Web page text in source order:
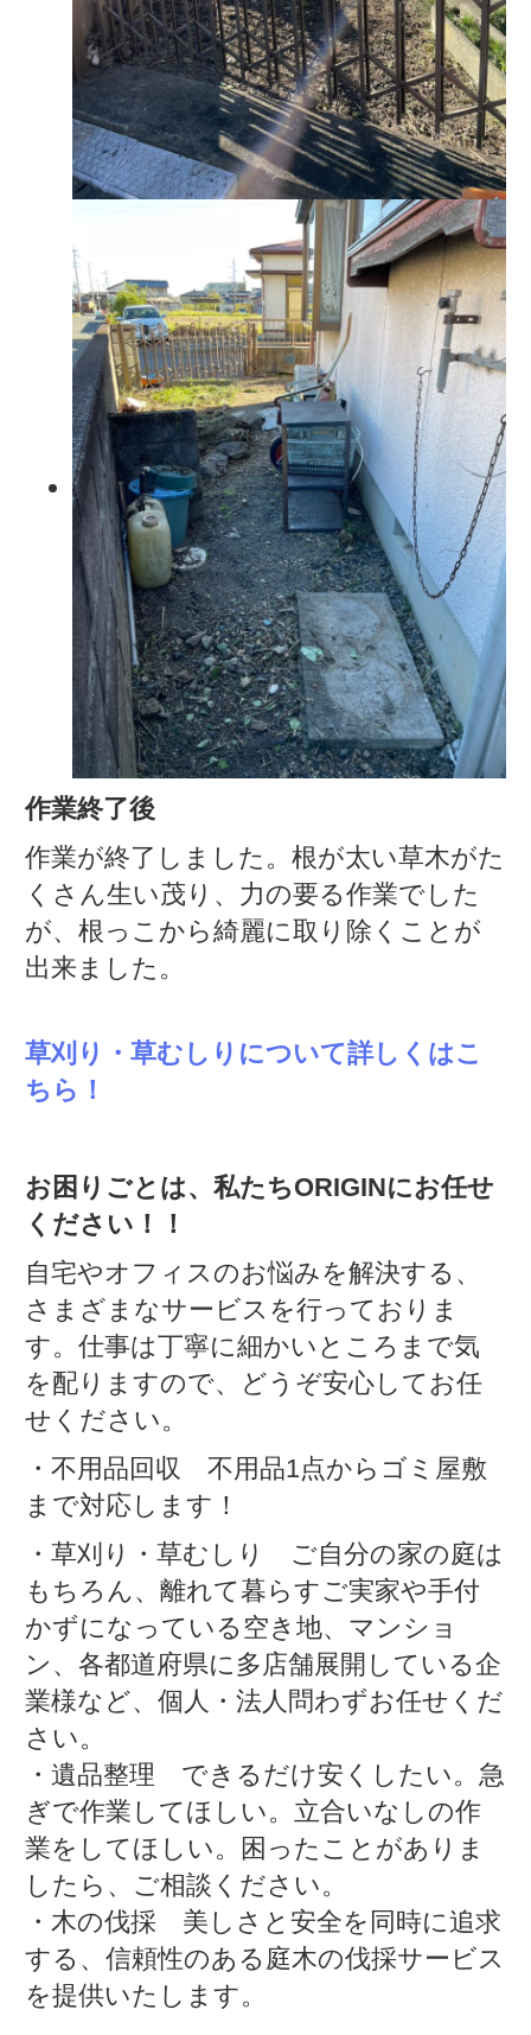
作業終了後
作業が終了しました。根が太い草木がた
くさん生い茂り、力の要る作業でした
が、根っこから綺麗に取り除くことが
出来ました。
草刈り・草むしりについて詳しくはこ
ちら！
お困りごとは、私たちORIGINにお任せ
ください！！
自宅やオフィスのお悩みを解決する、
さまざまなサービスを行っておりま
す。仕事は丁寧に細かいところまで気
を配りますので、どうぞ安心してお任
せください。
・不用品回収 不用品1点からゴミ屋敷
まで対応します！
・草刈り・草むしり ご自分の家の庭は
もちろん、離れて暮らすご実家や手付
かずになっている空き地、マンショ
ン、各都道府県に多店舗展開している企
業様など、個人・法人問わずお任せくだ
さい。
・遺品整理 できるだけ安くしたい。急
ぎで作業してほしい。立合いなしの作
業をしてほしい。困ったことがありま
したら、ご相談ください。
・木の伐採 美しさと安全を同時に追求
する、信頼性のある庭木の伐採サービス
を提供いたします。